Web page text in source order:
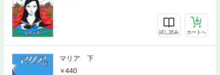
試し読み カートへ
マリア 下
440